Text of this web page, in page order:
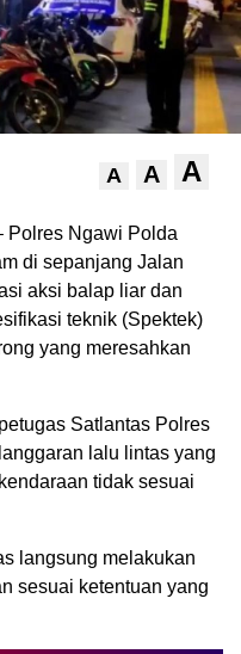
A A A
Polres Ngawi Polda
di sepanjang Jalan
aksi balap liar dan
teknik (Spektek)
yang meresahkan
Satlantas Polres
lalu lintas yang
tidak sesuai
langsung melakukan
sesuai ketentuan yang